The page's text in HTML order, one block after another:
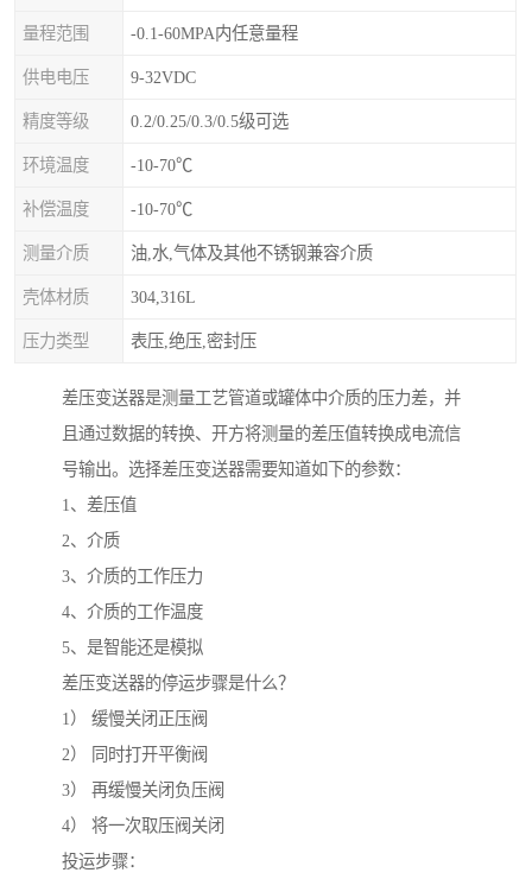
量程范围 -0.1-60MPA内任意量程
供电电压 9-32VDC
精度等级 0.2/0.25/0.3/0.5级可选
环境温度 -10-70℃
补偿温度 -10-70℃
测量介质 油,水,气体及其他不锈钢兼容介质
壳体材质 304,316L
压力类型 表压,绝压,密封压
差压变送器是测量工艺管道或罐体中介质的压力差，并
且通过数据的转换、开方将测量的差压值转换成电流信
号输出。选择差压变送器需要知道如下的参数：
1、差压值
2、介质
3、介质的工作压力
4、介质的工作温度
5、是智能还是模拟
差压变送器的停运步骤是什么？
1） 缓慢关闭正压阀
2） 同时打开平衡阀
3） 再缓慢关闭负压阀
4） 将一次取压阀关闭
投运步骤：